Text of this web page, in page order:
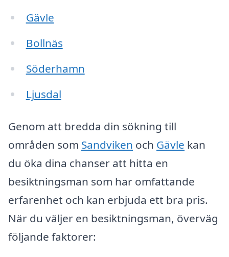
Gävle
Bollnäs
Söderhamn
Ljusdal
Genom att bredda din sökning till
områden som Sandviken och Gävle kan
du öka dina chanser att hitta en
besiktningsman som har omfattande
erfarenhet och kan erbjuda ett bra pris.
När du väljer en besiktningsman, överväg
följande faktorer: